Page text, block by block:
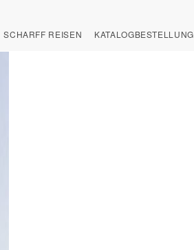
SCHARFF REISEN KATALOGBESTELLUNG